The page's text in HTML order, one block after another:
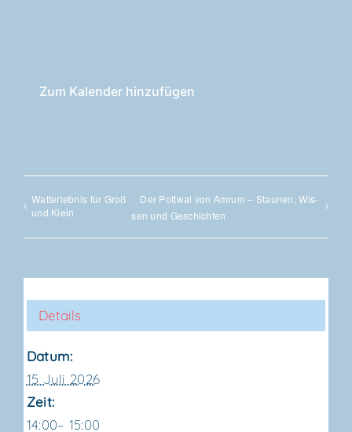
Zum Kalender hinzufügen
Wat­t­er­leb­nis für Groß
und Klein
Der Pott­wal von Amrum – Stau­nen, Wis­
sen und Geschichten
Details
Datum:
15 Juli 2026
Zeit:
14:00– 15:00